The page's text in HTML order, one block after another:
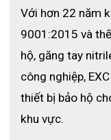
- Chăn nuôi
- Kho bãi & phân phối
- Môi trường được
👷 Nghề nghiệp &
- Tất cả các quy trình
- Pha trộn, xử lý và
- Lắp ráp linh kiện
Với hơn 22 năm
9001:2015 và
hộ, găng tay
công nghiệp,
thiết bị bảo hộ
khu vực.